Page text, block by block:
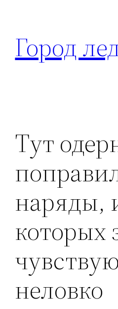
содержимому
Город
Тут
наряды,
которых
неловко